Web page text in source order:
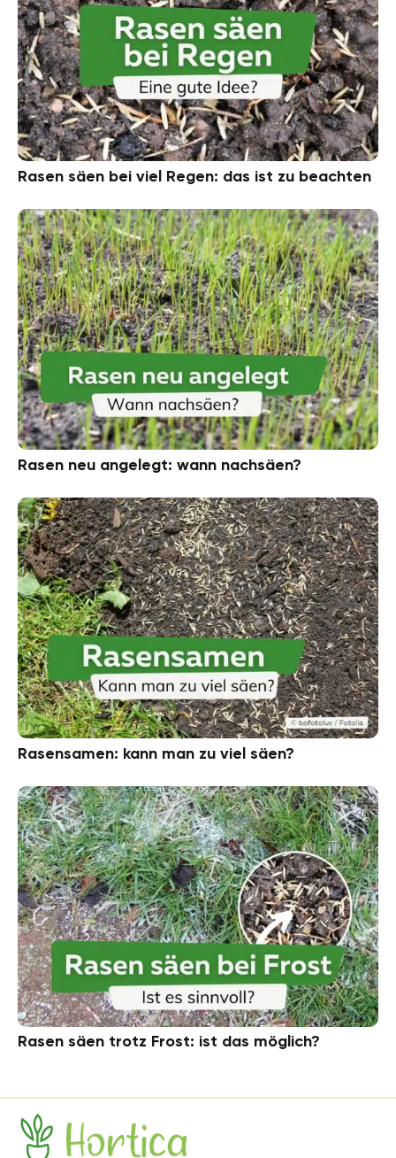
Rasen säen bei viel Regen: das ist zu beachten
Rasen neu angelegt: wann nachsäen?
Rasensamen: kann man zu viel säen?
Rasen säen trotz Frost: ist das möglich?